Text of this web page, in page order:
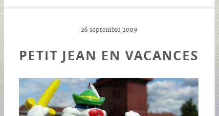
26 septembre 2009
PETIT JEAN EN VACANCES